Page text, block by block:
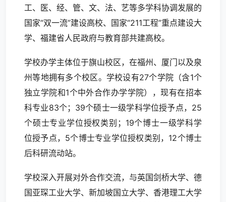
工、医、经、管、文、法、艺等多学科协调发展的
国家“双一流”建设高校、国家“211工程”重点建设大
学、福建省人民政府与教育部共建高校。
学校办学主体位于旗山校区，在福州、厦门以及泉
州等地拥有多个校区。学校设有27个学院（含1个
独立学院和1个中外合作办学学院），现有在招本
科专业83个；39个硕士一级学科学位授予点，25
个硕士专业学位授权类别；19个博士一级学科学
位授予点，5个博士专业学位授权类别，12个博士
后科研流动站。
学校深入开展对外合作交流，与英国剑桥大学、德
国亚琛工业大学、新加坡国立大学、香港理工大学